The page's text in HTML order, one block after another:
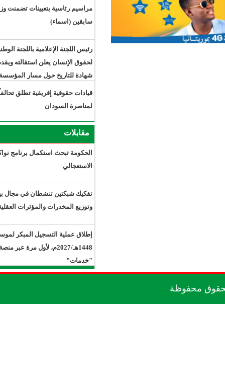
مراسيم رئاسية بتعيينات تضمنت وزراء
سابقين (اسماء)
رئيس اللجنة الإعلامية باللجنة الوطنية
لحقوق الإنسان يعلن استقالته ويقدم
شهادة للتاريخ حول مسار المؤسسة
قيادات حقوقية إفريقية تطلق تحالفاً
الحكومة تبحث استكمال برنامج نواكشوط
تفكيك شبكتين تنشطان في مجال بيع
وتوزيع المخدرات والمؤثرات العقلية.
إطلاق عملية التسجيل المبكر لموسم حج
1448هـ/2027م، لأول مرة عبر منصة